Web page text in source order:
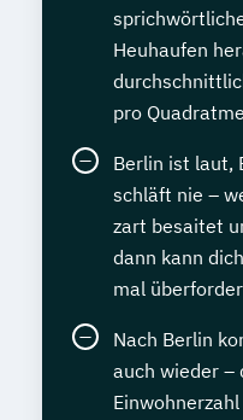
Heuhaufen
pro
Berlin ist laut,
schläft nie –
zart besaitet
dann kann
mal
Nach Berlin
auch wieder –